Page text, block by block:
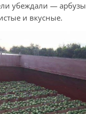
убеждали — арбузы
и вкусные.